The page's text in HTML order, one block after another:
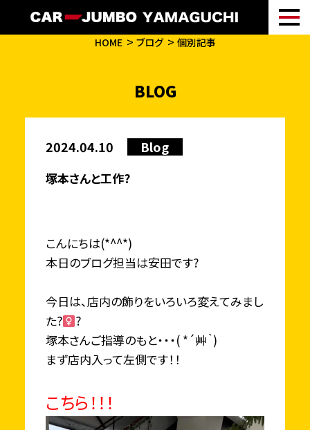
HOME ブログ 個別記事
BLOG
2024.04.10 Blog
塚本さんと工作?
こんにちは(*^^*)
本日のブログ担当は安田です?
今日は、店内の飾りをいろいろ変えてみまし
た?‍
?
塚本さんご指導のもと・・・( *´艸｀)
まず店内入って左側です！！
こちら！！！